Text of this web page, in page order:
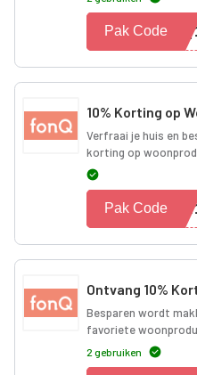
Pak Code
10% Korting op
Verfraai je huis en
korting op
Pak Code
Ontvang 10%
Besparen wordt
favoriete
2 gebruiken